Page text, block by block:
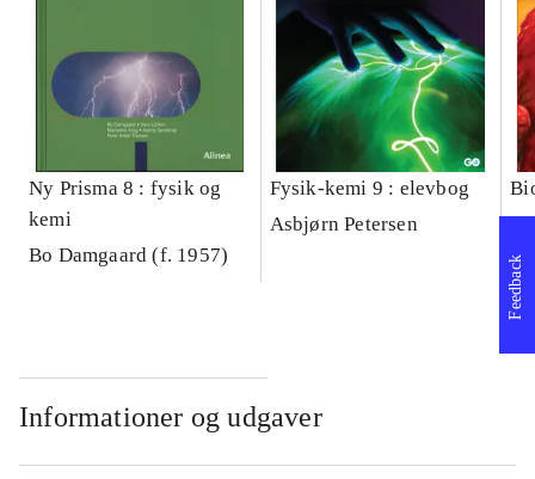
Ny Prisma 8 : fysik og
kemi
Bo Damgaard (f. 1957)
Fysik-kemi 9 : elevbog
Asbjørn Petersen
Informationer og udgaver
Feedback